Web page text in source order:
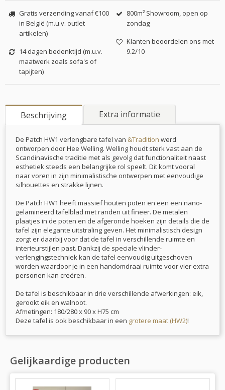
Gratis verzending vanaf €100
in België (m.u.v. outlet
artikelen)
14 dagen bedenktijd (m.u.v.
maatwerk zoals sofa's of
tapijten)
800m² Showroom, open op
zondag
Klanten beoordelen ons met
9.2/10
Beschrijving Extra informatie
De Patch HW1 verlengbare tafel van &Tradition werd
ontworpen door Hee Welling. Welling houdt sterk vast aan de
Scandinavische traditie met als gevolg dat functionaliteit naast
esthetiek steeds een belangrijke rol speelt. Dit komt vooral
naar voren in zijn minimalistische ontwerpen met eenvoudige
silhouettes en strakke lijnen.
De Patch HW1 heeft massief houten poten en een een nano-
gelamineerd tafelblad met randen uit fineer. De metalen
plaatjes in de poten en de afgeronde hoeken zijn details die de
tafel zijn elegante uitstraling geven. Het minimalistisch design
zorgt er daarbij voor dat de tafel in verschillende ruimte en
interieurstijlen past. Dankzij de speciale vlinder-
verlengingstechniek kan de tafel eenvoudig uitgeschoven
worden waardoor je in een handomdraai ruimte voor vier extra
personen kan creëren.
De tafel is beschikbaar in drie verschillende afwerkingen: eik,
gerookt eik en walnoot.
Afmetingen: 180/280 x 90 x H75 cm
Deze tafel is ook beschikbaar in een grotere maat (HW2)!
Gelijkaardige producten